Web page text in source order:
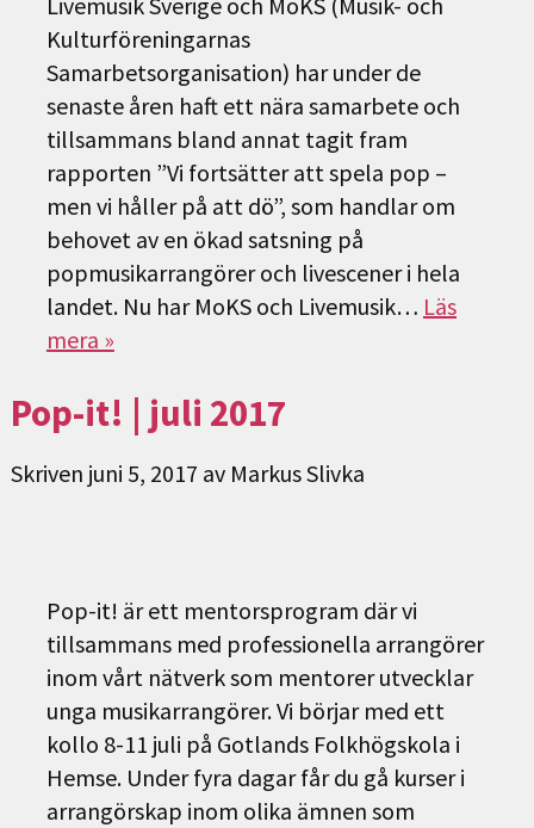
Kulturföreningarnas
Samarbetsorganisation) har under de
senaste åren haft ett nära samarbete och
tillsammans bland annat tagit fram
rapporten ”Vi fortsätter att spela pop –
men vi håller på att dö”, som handlar om
behovet av en ökad satsning på
popmusikarrangörer och livescener i hela
landet. Nu har MoKS och Livemusik… Läs
mera »
Pop-it! | juli 2017
Skriven juni 5, 2017 av Markus Slivka
Pop-it! är ett mentorsprogram där vi
tillsammans med professionella arrangörer
inom vårt nätverk som mentorer utvecklar
unga musikarrangörer. Vi börjar med ett
kollo 8-11 juli på Gotlands Folkhögskola i
Hemse. Under fyra dagar får du gå kurser i
arrangörskap inom olika ämnen som